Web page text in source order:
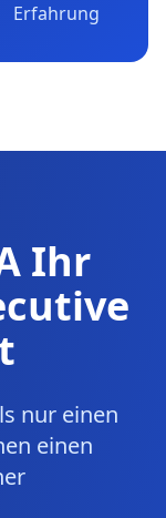
Erfahrung
Ihr
nur einen
einen